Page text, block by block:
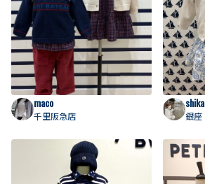
maco
千里阪急店
shika
銀座